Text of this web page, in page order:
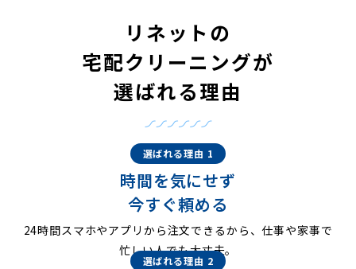
リネットの
宅配クリーニングが
選ばれる理由
選ばれる理由 1
時間を気にせず
今すぐ頼める
24時間スマホやアプリから注文できるから、仕事や家事で
忙しい人でも大丈夫。
選ばれる理由 2